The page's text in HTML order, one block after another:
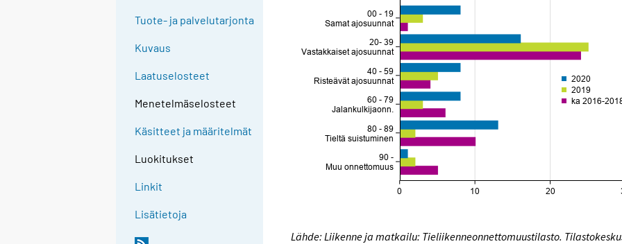
Tuote- ja palvelutarjonta
Kuvaus
Laatuselosteet
Menetelmäselosteet
Käsitteet ja määritelmät
Luokitukset
Linkit
Lisätietoja
Lähde: Liikenne ja matkailu: Tieliikenneonnettomuustilasto.